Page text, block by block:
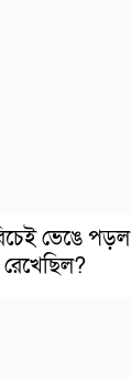
ভেঙে